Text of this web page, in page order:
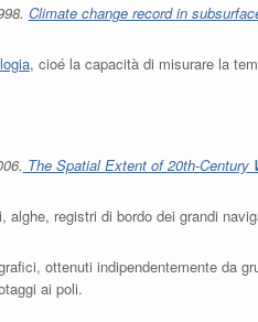
Climate change record in
, cioé la capacità di misurare la
The Spatial Extent of 20th-Century
alghe, registri di bordo dei grandi
ottenuti indipendentemente da
ai poli.